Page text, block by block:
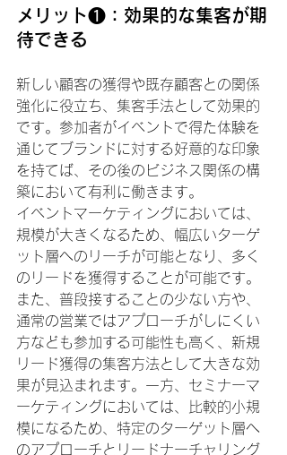
メリット❶：効果的な集客が期
待できる
新しい顧客の獲得や既存顧客との関係
強化に役立ち、集客手法として効果的
です。参加者がイベントで得た体験を
通じてブランドに対する好意的な印象
を持てば、その後のビジネス関係の構
築において有利に働きます。
イベントマーケティングにおいては、
規模が大きくなるため、幅広いターゲ
ット層へのリーチが可能となり、多く
のリードを獲得することが可能です。
また、普段接することの少ない方や、
通常の営業ではアプローチがしにくい
方なども参加する可能性も高く、新規
リード獲得の集客方法として大きな効
果が見込まれます。一方、セミナーマ
ーケティングにおいては、比較的小規
模になるため、特定のターゲット層へ
のアプローチとリードナーチャリング